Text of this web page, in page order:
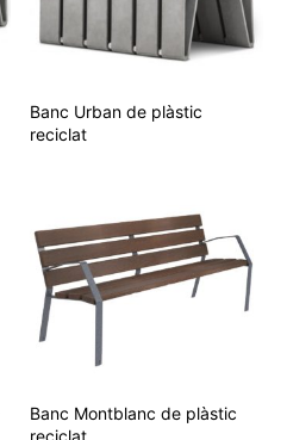
Banc Urban de plàstic
reciclat
Banc Montblanc de plàstic